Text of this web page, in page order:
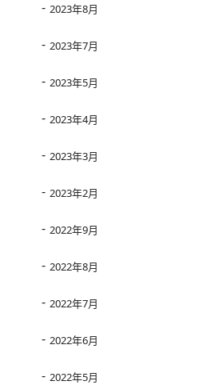
2023年8月
2023年7月
2023年5月
2023年4月
2023年3月
2023年2月
2022年9月
2022年8月
2022年7月
2022年6月
2022年5月